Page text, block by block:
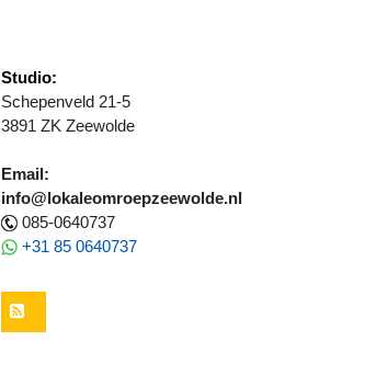
Studio:
Schepenveld 21-5
3891 ZK Zeewolde
Email:
info@lokaleomroepzeewolde.nl
085-0640737
+31 85 0640737